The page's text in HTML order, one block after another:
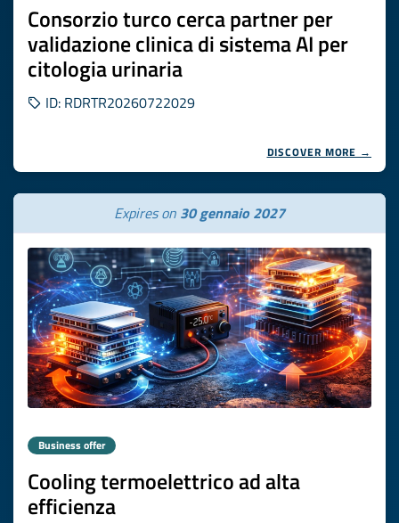
Consorzio turco cerca partner per
validazione clinica di sistema AI per
citologia urinaria
ID: RDRTR20260722029
DISCOVER MORE →
Expires on 30 gennaio 2027
Business offer
Cooling termoelettrico ad alta
efficienza